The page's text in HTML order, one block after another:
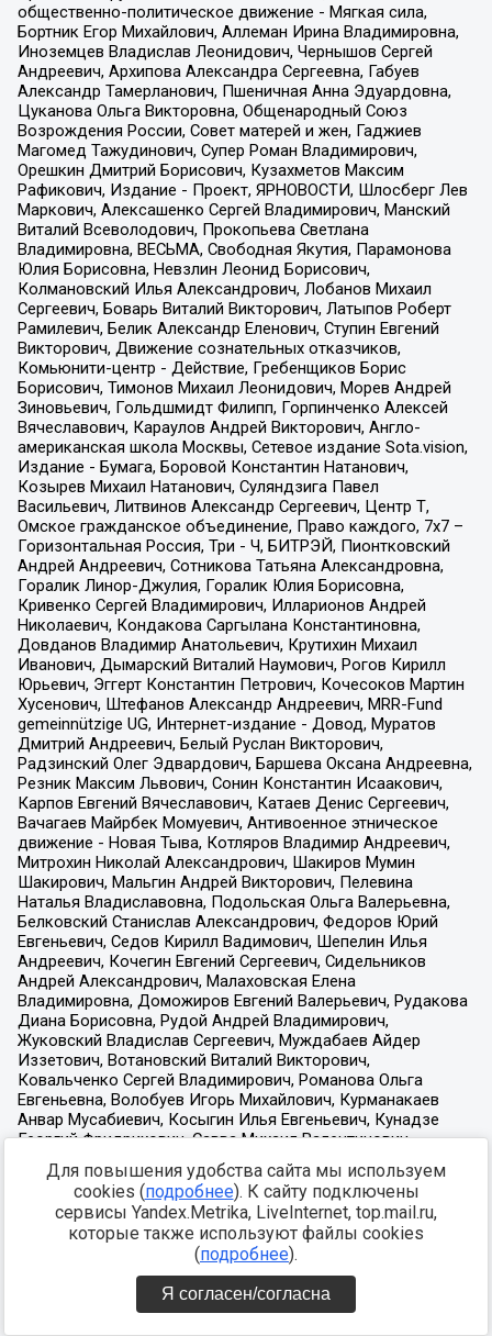
Для повышения удобства сайта мы используем
cookies (подробнее). К сайту подключены
сервисы Yandex.Metrika, LiveInternet, top.mail.ru,
которые также используют файлы cookies
(подробнее).
Я согласен/согласна